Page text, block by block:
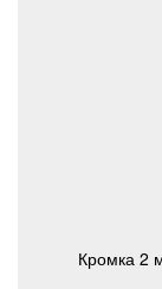
Кромка 2